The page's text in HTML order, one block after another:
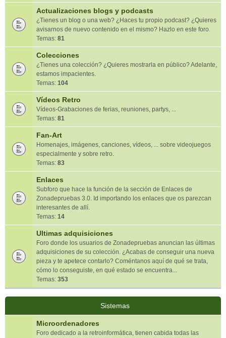
Actualizaciones blogs y podcasts
¿Tienes un blog o una web? ¿Haces tu propio podcast? ¿Quieres
avisarnos de nuevo contenido en el mismo? Hazlo en este foro.
Temas: 81
Colecciones
¿Tienes una colección? ¿Quieres mostrarla en público? Adelante,
estamos impacientes.
Temas: 104
Vídeos Retro
Vídeos-Grabaciones de ferias, reuniones, partys, ...
Temas: 81
Fan-Art
Homenajes, imágenes, canciones, vídeos, ... sobre videojuegos
especialmente y sobre retro.
Temas: 83
Enlaces
Subforo que hace la función de la sección de Enlaces de
Zonadepruebas 3.0. Id importando los enlaces que os parezcan
interesantes de allí.
Temas: 14
Ultimas adquisiciones
Foro donde los usuarios de Zonadepruebas anuncian las últimas
adquisiciones de su colección. ¿Acabas de conseguir una nueva
pieza y te apetece contarlo? Coméntanos aquí de qué se trata,
cómo lo conseguiste, en qué estado se encuentra...
Temas: 353
Sistemas
Microordenadores
Foro dedicado a la retroinformática, tienen cabida todas las